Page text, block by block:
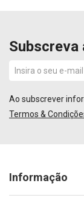
Subscreva
Ao subscrever
Termos &
Informação